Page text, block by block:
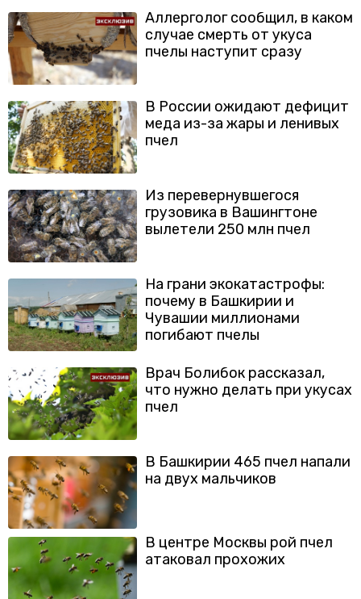
Аллерголог сообщил, в каком
случае смерть от укуса
пчелы наступит сразу
В России ожидают дефицит
меда из-за жары и ленивых
пчел
Из перевернувшегося
грузовика в Вашингтоне
вылетели 250 млн пчел
На грани экокатастрофы:
почему в Башкирии и
Чувашии миллионами
погибают пчелы
Врач Болибок рассказал,
что нужно делать при укусах
пчел
В Башкирии 465 пчел напали
на двух мальчиков
В центре Москвы рой пчел
атаковал прохожих